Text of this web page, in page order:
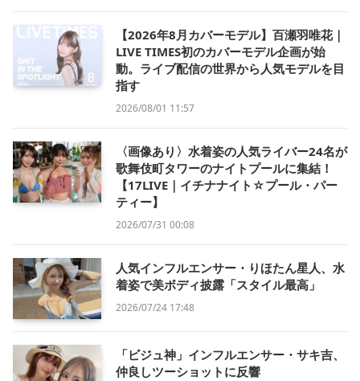
【2026年8月カバーモデル】百瀬羽唯花｜
LIVE TIMES初のカバーモデル企画が始
動。ライブ配信の世界から人気モデルを目
指す
2026/08/01 11:57
〈画像あり〉水着姿の人気ライバー24名が
歌舞伎町タワーのナイトプールに集結！
【17LIVE｜イチナナイト☆プール・パー
ティー】
2026/07/31 00:08
人気インフルエンサー・りほたん星人、水
着姿で美ボディ披露「スタイル最高」
2026/07/24 17:48
「ビジュ神」インフルエンサー・サキ吉、
仲良しツーショットに反響